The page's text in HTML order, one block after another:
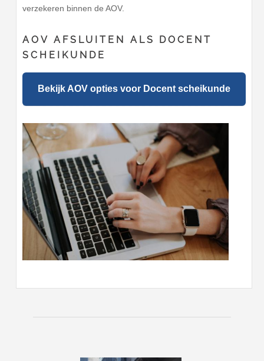
verzekeren binnen de AOV.
AOV AFSLUITEN ALS DOCENT
SCHEIKUNDE
Bekijk AOV opties voor Docent scheikunde